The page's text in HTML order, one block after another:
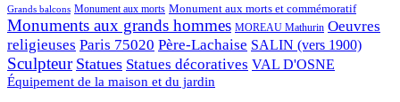
Grands balcons Monument aux morts Monument aux morts et commémoratif
Monuments aux grands hommes MOREAU Mathurin Oeuvres
religieuses Paris 75020 Père-Lachaise SALIN (vers 1900)
Sculpteur Statues Statues décoratives VAL D'OSNE
Équipement de la maison et du jardin